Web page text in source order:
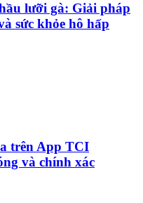
lưỡi gà: Giải pháp
sức khỏe hô hấp
trên App TCI
và chính xác